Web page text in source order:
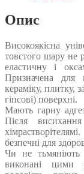
Опис
Високоякісна
товстого шару не
еластичну і
Призначена для
кераміку, плитку,
гіпсові) поверхні.
Мають гарну
Після
безпечні для
Чи не
виконані цими